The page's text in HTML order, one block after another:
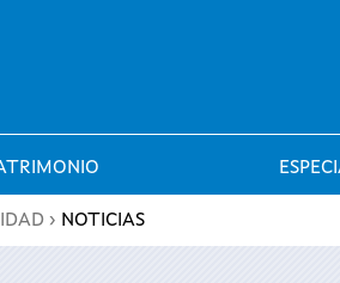
› NOTICIAS